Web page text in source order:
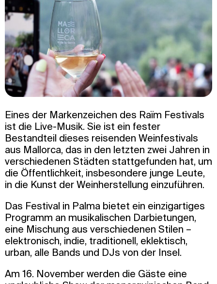
Eines der Markenzeichen des Raïm Festivals
ist die Live-Musik. Sie ist ein fester
Bestandteil dieses reisenden Weinfestivals
aus Mallorca, das in den letzten zwei Jahren in
verschiedenen Städten stattgefunden hat, um
die Öffentlichkeit, insbesondere junge Leute,
in die Kunst der Weinherstellung einzuführen.
Das Festival in Palma bietet ein einzigartiges
Programm an musikalischen Darbietungen,
eine Mischung aus verschiedenen Stilen –
elektronisch, indie, traditionell, eklektisch,
urban, alle Bands und DJs von der Insel.
Am 16. November werden die Gäste eine